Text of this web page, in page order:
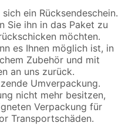
ein Rücksendeschein.
Sie ihn in das Paket zu
möchten.
es Ihnen möglich ist, in
Zubehör und mit
an uns zurück.
Umverpackung.
nicht mehr besitzen,
Verpackung für
Transportschäden.